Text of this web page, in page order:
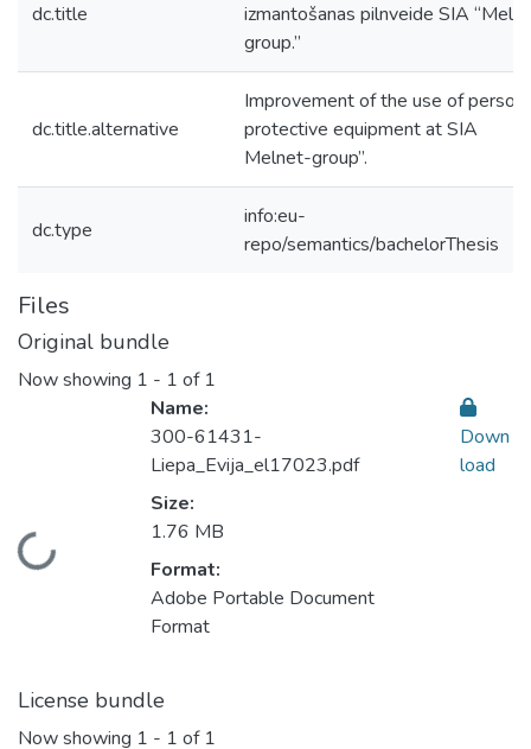
dc.title
izmantošanas pilnveide SIA
group.”
dc.title.alternative
Improvement of the use of
protective equipment at SIA
Melnet-group”.
dc.type
info:eu-
repo/semantics/bachelorThesis
Files
Original bundle
Now showing 1 - 1 of 1
Name:
300-61431-
Liepa_Evija_el17023.pdf
Size:
1.76 MB
Format:
Adobe Portable Document
Format
Down
load
License bundle
Now showing 1 - 1 of 1